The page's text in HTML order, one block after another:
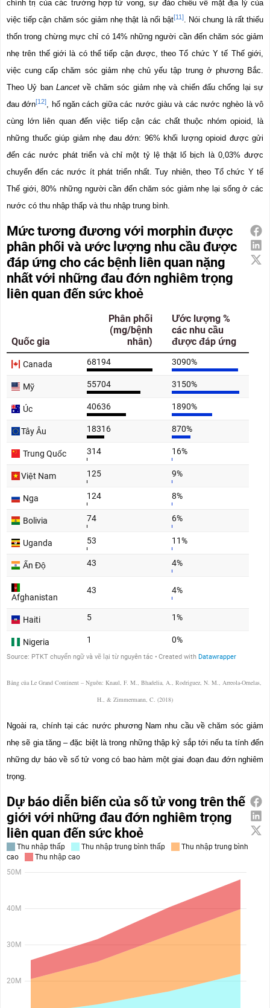
chính trị của các trường hợp tử vong, sự đảo chiều về mặt địa lý của
việc tiếp cận chăm sóc giảm nhẹ thật là nổi bật[11]
. Nói chung là rất thiếu
thốn trong chừng mực chỉ có 14% những người cần đến chăm sóc giảm
nhẹ trên thế giới là có thể tiếp cận được, theo Tổ chức Y tế Thế giới,
việc cung cấp chăm sóc giảm nhẹ chủ yếu tập trung ở phương Bắc.
Theo Uỷ ban Lancet về chăm sóc giảm nhẹ và chiến đấu chống lại sự
đau đớn[12]
, hố ngăn cách giữa các nước giàu và các nước nghèo là vô
cùng lớn liên quan đến việc tiếp cận các chất thuộc nhóm opioid, là
những thuốc giúp giảm nhẹ đau đớn: 96% khối lượng opioid được gửi
đến các nước phát triển và chỉ một tỷ lệ thật lố bịch là 0,03% được
chuyển đến các nước ít phát triển nhất. Tuy nhiên, theo Tổ chức Y tế
Thế giới, 80% những người cần đến chăm sóc giảm nhẹ lại sống ở các
nước có thu nhập thấp và thu nhập trung bình.
Bảng của Le Grand Continent – Nguồn: Knaul, F. M., Bhadelia, A., Rodriguez, N. M., Arreola-Ornelas,
H., & Zimmermann, C. (2018)
Ngoài ra, chính tại các nước phương Nam nhu cầu về chăm sóc giảm
nhẹ sẽ gia tăng – đặc biệt là trong những thập kỷ sắp tới nếu ta tính đến
những dự báo về số tử vong có bao hàm một giai đoạn đau đớn nghiêm
trọng.